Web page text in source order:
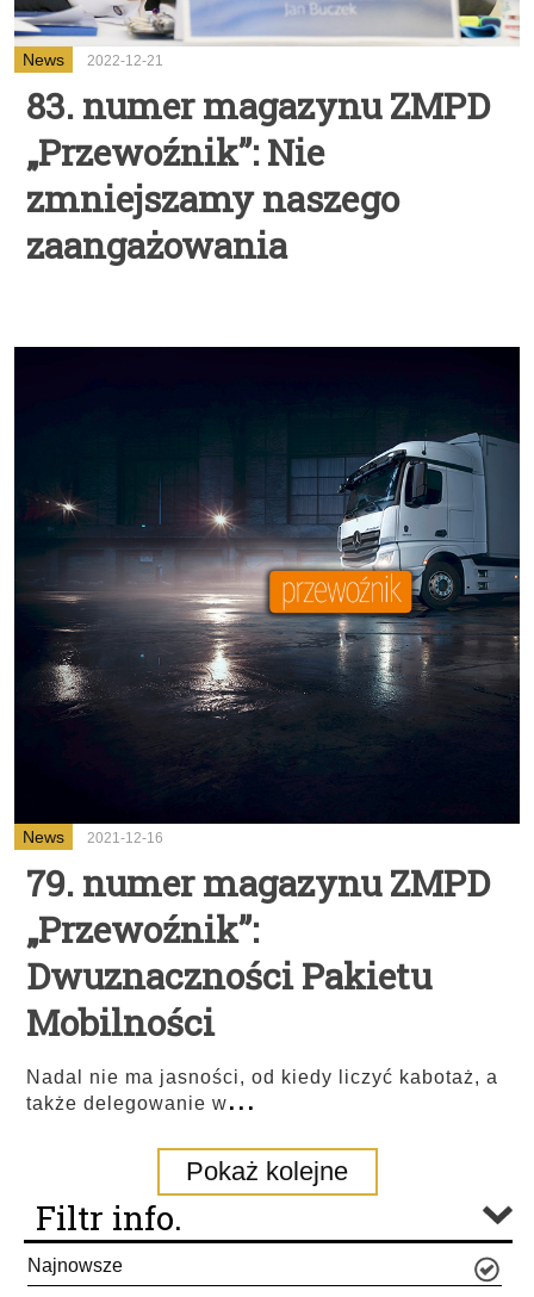
News 2022-12-21
83. numer magazynu ZMPD
„Przewoźnik”: Nie
zmniejszamy naszego
zaangażowania
News 2021-12-16
79. numer magazynu ZMPD
„Przewoźnik”:
Dwuznaczności Pakietu
Mobilności
Nadal nie ma jasności, od kiedy liczyć kabotaż, a
także delegowanie w...
Pokaż kolejne
Filtr info.
Najnowsze